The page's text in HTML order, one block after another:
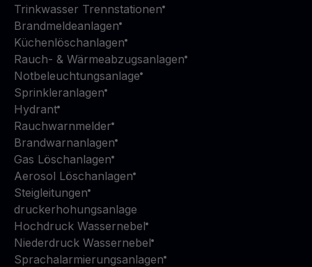
Trinkwasser Trennstationen
Brandmeldeanlagen
Küchenlöschanlagen
Rauch- & Wärmeabzugsanlagen
Notbeleuchtungsanlage
Sprinkleranlagen
Hydrant
Rauchwarnmelder
Brandwarnanlagen
Gas Löschanlagen
Aerosol Löschanlagen
Steigleitungen
druckerhohungsanlage
Hochdruck Wassernebel
Niederdruck Wassernebel
Sprachalarmierungsanlagen